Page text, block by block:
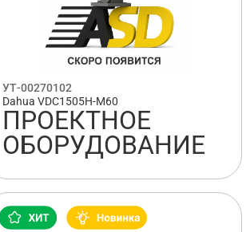
УТ-00270102
Dahua VDC1505H-M60
ПРОЕКТНОЕ
ОБОРУДОВАНИЕ